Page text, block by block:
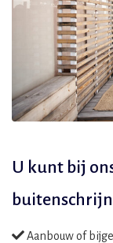
U kunt bij
Aanbouw of